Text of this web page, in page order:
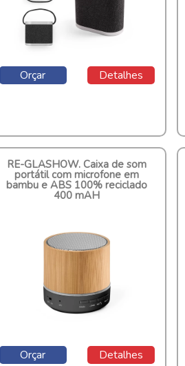
Orçar Detalhes
RE-GLASHOW. Caixa de som
portátil com microfone em
bambu e ABS 100% reciclado
400 mAH
Orçar Detalhes